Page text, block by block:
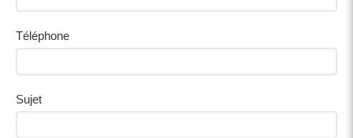
Téléphone
Sujet